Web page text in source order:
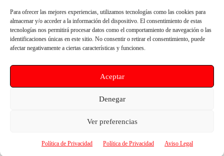
Para ofrecer las mejores experiencias, utilizamos tecnologías como las cookies para
almacenar y/o acceder a la información del dispositivo. El consentimiento de estas
tecnologías nos permitirá procesar datos como el comportamiento de navegación o las
identificaciones únicas en este sitio. No consentir o retirar el consentimiento, puede
afectar negativamente a ciertas características y funciones.
Aceptar
Denegar
Ver preferencias
Política de Privacidad Política de Privacidad Aviso Legal
El PSOE propone reforzar el
Observatorio Regional contra la
Sexual y exige al PP que se
El PSOE de Lorca pide la
ejecución del Plan Sombra en
municipio, tras acumular ya casi